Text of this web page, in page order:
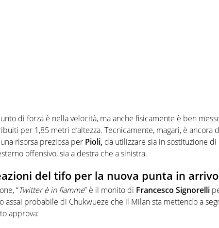
di forza è nella velocità, ma anche fisicamente è ben
per 1,85 metri d’altezza. Tecnicamente, magari, è ancora
risorsa preziosa per Pioli, da utilizzare sia in sostituzione
offensivo, sia a destra che a sinistra.
del tifo per la nuova punta in arrivo
“Twitter è in fiamme” è il monito di Francesco Signorelli
assai probabile di Chukwueze che il Milan sta mettendo a
approva: